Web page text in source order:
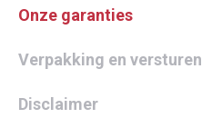
Onze garanties
Verpakking en versturen
Disclaimer